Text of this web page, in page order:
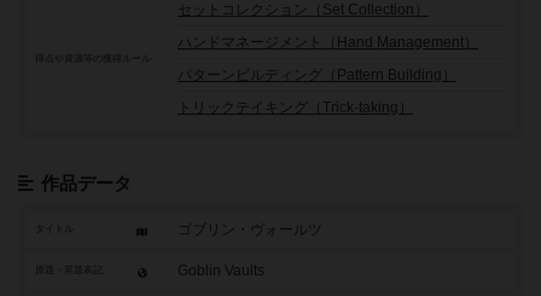
セットコレクション（Set Collection）
ハンドマネージメント（Hand Management）
パターンビルディング（Pattern Building）
トリックテイキング（Trick-taking）
作品データ
タイトル ゴブリン・ヴォールツ
Goblin Vaults